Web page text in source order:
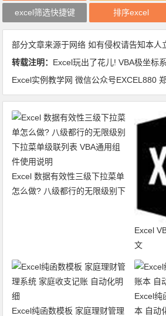
excel筛选快捷键 排序excel
部分文章来源于网络 如有侵权请告知本人
转载注明： Excel玩出了花儿! VBA极坐标
Excel实例教学网 微信公众号EXCEL880
Excel 数据有效性三级下拉菜单
怎么做? 八级都行的无限级别下
Excel
文
Excel纯函数模板 家庭理财管理
Excel纯
本 自动